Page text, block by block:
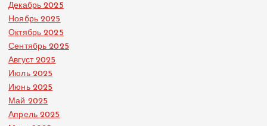
Декабрь 2025
Ноябрь 2025
Октябрь 2025
Сентябрь 2025
Август 2025
Июль 2025
Июнь 2025
Май 2025
Апрель 2025